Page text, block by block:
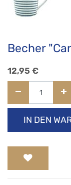
Becher
12,95 €
IN DEN